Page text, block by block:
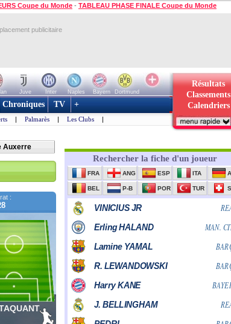
Coupe du Monde - TABLEAU PHASE FINALE Coupe du Monde
publicitaire
Juve Inter Naples Bayern
Dortmund
Résultats
Classements
Calendriers
Chroniques TV +
| Palmarès | Les Clubs |
Auxerre
: